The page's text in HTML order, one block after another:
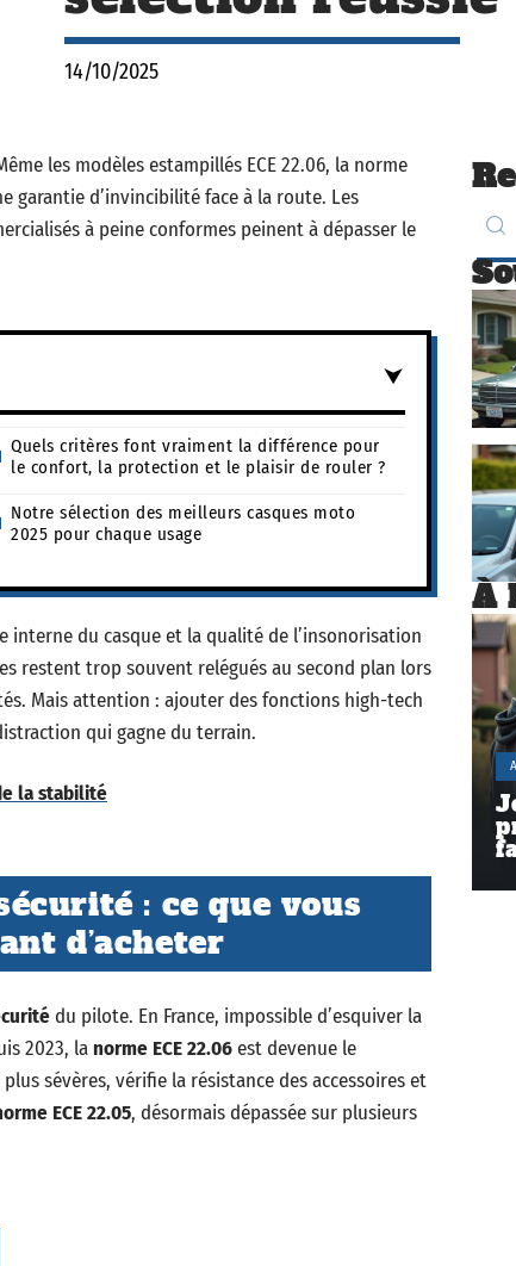
14/10/2025
les modèles estampillés ECE 22.06, la norme
garantie d’invincibilité face à la route. Les
à peine conformes peinent à dépasser le
Quels critères font vraiment la différence pour
le confort, la protection et le plaisir de rouler ?
Notre sélection des meilleurs casques moto
2025 pour chaque usage
interne du casque et la qualité de l’insonorisation
restent trop souvent relégués au second plan lors
Mais attention : ajouter des fonctions high-tech
qui gagne du terrain.
la stabilité
: ce que vous
d’acheter
du pilote. En France, impossible d’esquiver la
2023, lanorme ECE 22.06est devenue le
sévères, vérifie la résistance des accessoires et
ECE 22.05, désormais dépassée sur plusieurs
À